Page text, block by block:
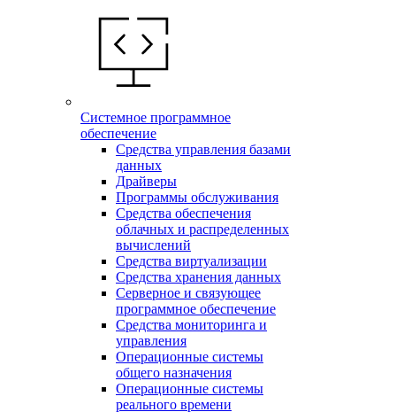
Системное программное
обеспечение
Средства управления базами
данных
Драйверы
Программы обслуживания
Средства обеспечения
облачных и распределенных
вычислений
Средства виртуализации
Средства хранения данных
Серверное и связующее
программное обеспечение
Средства мониторинга и
управления
Операционные системы
общего назначения
Операционные системы
реального времени